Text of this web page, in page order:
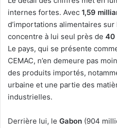
internes fortes. Avec 1,59
d’importations alimentaires
concentre à lui seul près de 40
Le pays, qui se présente
CEMAC, n’en demeure pas
des produits importés,
urbaine et une partie des
industrielles.
Derrière lui, le Gabon (904